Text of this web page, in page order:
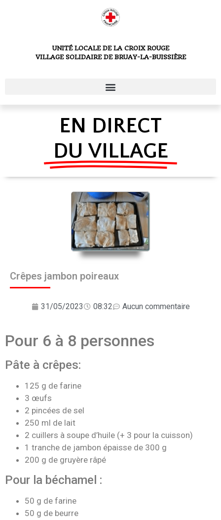
UNITÉ LOCALE DE LA CROIX ROUGE
VILLAGE SOLIDAIRE DE BRUAY-LA-BUISSIÈRE
EN DIRECT
DU VILLAGE
Crêpes jambon poireaux
31/05/2023 08:32 Aucun commentaire
Pour 6 à 8 personnes
Pâte à crêpes:
125 g de farine
3 œufs
2 pincées de sel
250 ml de lait
2 cuillers à soupe d’huile (+ 3 pour la cuisson)
1 tranche de jambon épaisse de 300 g
200 g de gruyère râpé
Pour la béchamel :
50 g de farine
50 g de beurre